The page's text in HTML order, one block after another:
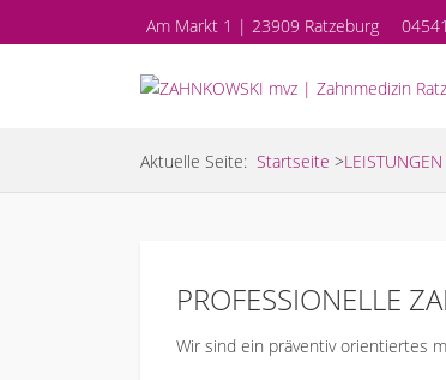
Am Markt 1 | 23909 Ratzeburg
Aktuelle Seite: Startseite >LEISTUNGEN
PROFESSIONELLE
Wir sind ein präventiv orientiertes